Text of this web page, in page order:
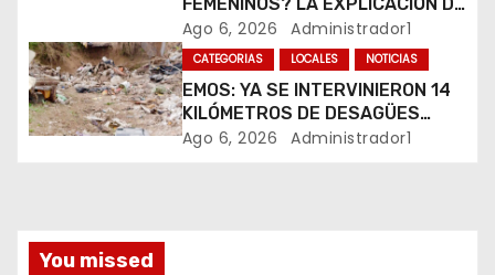
r
a
s
SU CREADOR QUE VOLVIÓ A
VIRALIZARSE
Ago 6, 2026 Administrador1
CATEGORIAS LOCALES NOTICIAS
EMOS: YA SE INTERVINIERON 14
KILÓMETROS DE DESAGÜES
PLUVIALES
Ago 6, 2026 Administrador1
You missed